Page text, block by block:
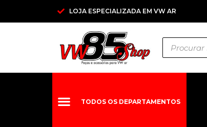
LOJA ESPECIALIZADA EM VW AR
Pesquisar
produtos
TODOS OS DEPARTAMENTOS